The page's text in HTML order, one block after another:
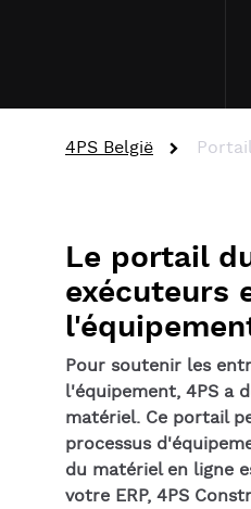
4PS België
Le portail
exécuteurs
Pour soutenir les
l'équipement, 4PS a
matériel. Ce portail
processus
du matériel en ligne
votre ERP, 4PS